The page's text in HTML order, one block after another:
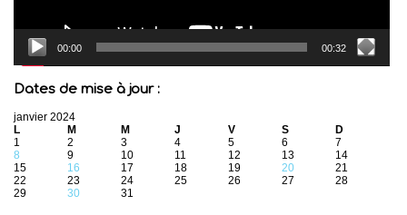
00:00 00:32
Dates de mise à jour :
janvier 2024
L
M M J V S
D
1
2 3 4 5 6
7
8
9 10 11 12 13
14
15
16 17 18 19 20
21
22
23 24 25 26 27
28
29
30 31